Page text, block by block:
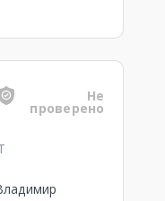
Не
проверено